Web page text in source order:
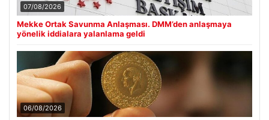
07/08/2026
Mekke Ortak Savunma Anlaşması. DMM’den anlaşmaya
yönelik iddialara yalanlama geldi
06/08/2026